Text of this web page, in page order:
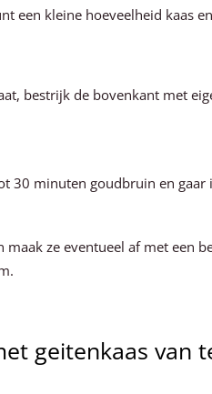
een kleine hoeveelheid kaas
bestrijk de bovenkant met
30 minuten goudbruin en gaar
maak ze eventueel af met een
geitenkaas van